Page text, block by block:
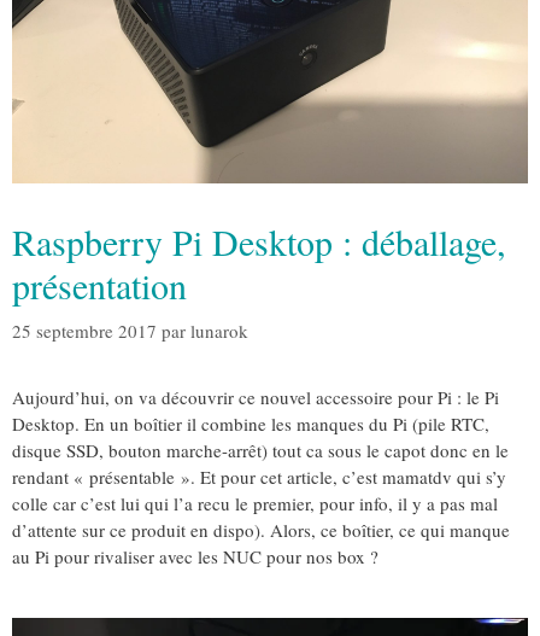
Raspberry Pi Desktop : déballage,
présentation
25 septembre 2017 par lunarok
Aujourd’hui, on va découvrir ce nouvel accessoire pour Pi : le Pi
Desktop. En un boîtier il combine les manques du Pi (pile RTC,
disque SSD, bouton marche-arrêt) tout ca sous le capot donc en le
rendant « présentable ». Et pour cet article, c’est mamatdv qui s’y
colle car c’est lui qui l’a recu le premier, pour info, il y a pas mal
d’attente sur ce produit en dispo). Alors, ce boîtier, ce qui manque
au Pi pour rivaliser avec les NUC pour nos box ?